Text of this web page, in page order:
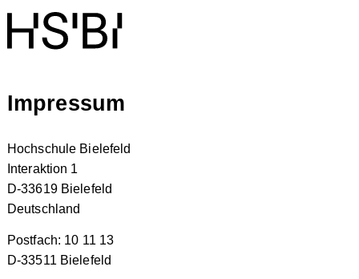
Impressum
Hochschule Bielefeld
Interaktion 1
D-33619 Bielefeld
Deutschland
Postfach: 10 11 13
D-33511 Bielefeld